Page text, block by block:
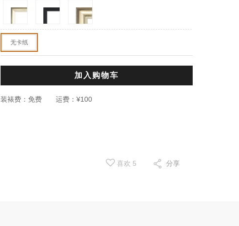
喜欢 5 分享
无卡纸
加入购物车
装裱费： 免费 运费： ¥100